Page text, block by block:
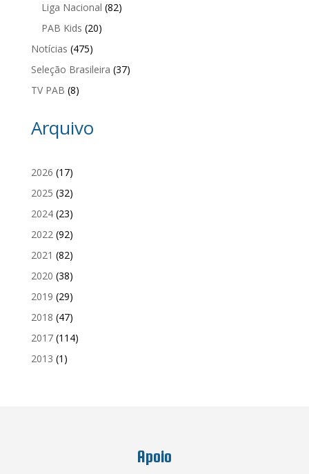
Liga Nacional (82)
PAB Kids (20)
Notícias (475)
Seleção Brasileira (37)
TV PAB (8)
Arquivo
2026 (17)
2025 (32)
2024(23)
2022(92)
2021 (82)
2020 (38)
2019 (29)
2018 (47)
2017(114)
2013 (1)
Apoio